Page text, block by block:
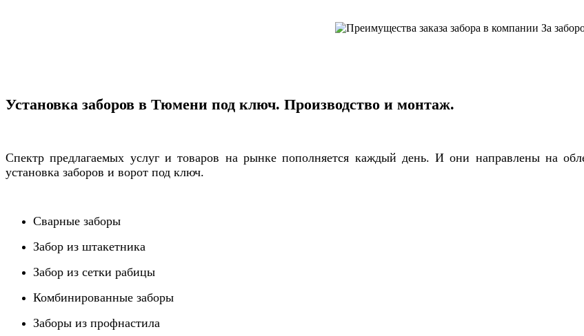
Установка заборов в Тюмени под ключ. Производство и монтаж.
Спектр предлагаемых услуг и товаров на рынке пополняется каждый день. И они направлены на
установка заборов и ворот под ключ.
Сварные заборы
Забор из штакетника
Забор из сетки рабицы
Комбинированные заборы
Заборы из профнастила